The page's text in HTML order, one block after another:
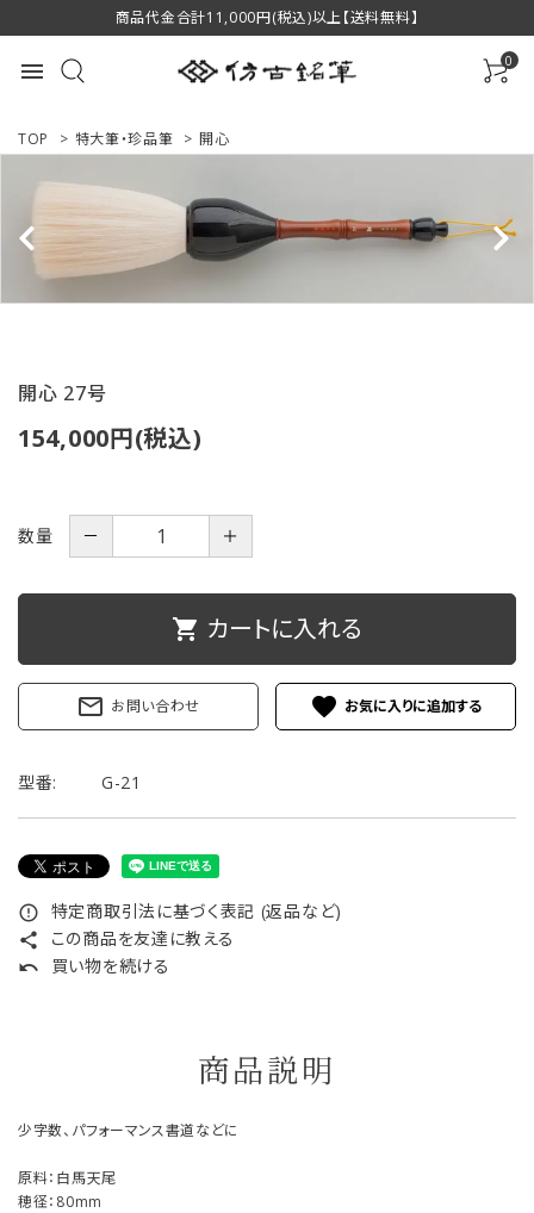
商品代金合計11,000円(税込)以上【送料無料】
menu 0
ACCOUNT MENU
ようこそ ゲスト 様
商品一覧
用途で選ぶ
プライバシーポリシー
特定商取引法について
TOP > 特大筆・珍品筆 > 開心
開心 27号
154,000円(税込)
数量 － ＋
shopping_cart カートに入れる
mail_outline お問い合わせ favorite
型番: G-21
error_outline 特定商取引法に基づく表記 (返品など)
share この商品を友達に教える
undo 買い物を続ける
商品説明
少字数、パフォーマンス書道などに
原料：白馬天尾
穂径：80mm